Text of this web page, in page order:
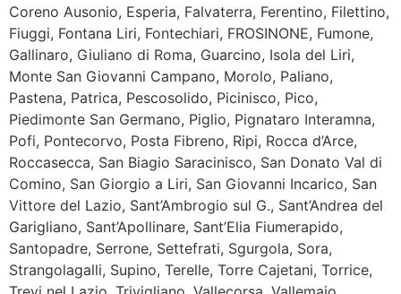
Coreno Ausonio, Esperia, Falvaterra, Ferentino, Filettino,
Fiuggi, Fontana Liri, Fontechiari, FROSINONE, Fumone,
Gallinaro, Giuliano di Roma, Guarcino, Isola del Liri,
Monte San Giovanni Campano, Morolo, Paliano,
Pastena, Patrica, Pescosolido, Picinisco, Pico,
Piedimonte San Germano, Piglio, Pignataro Interamna,
Pofi, Pontecorvo, Posta Fibreno, Ripi, Rocca d’Arce,
Roccasecca, San Biagio Saracinisco, San Donato Val di
Comino, San Giorgio a Liri, San Giovanni Incarico, San
Vittore del Lazio, Sant’Ambrogio sul G., Sant’Andrea del
Garigliano, Sant’Apollinare, Sant’Elia Fiumerapido,
Santopadre, Serrone, Settefrati, Sgurgola, Sora,
Strangolagalli, Supino, Terelle, Torre Cajetani, Torrice,